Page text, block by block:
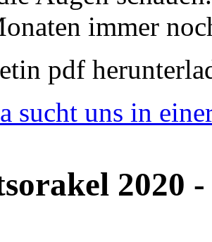
immer
pdf
sucht uns in
2020